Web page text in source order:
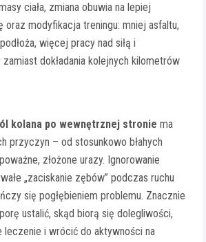
ciała, zmiana obuwia na lepiej
oraz modyfikacja treningu: mniej asfaltu,
więcej pracy nad siłą i
dokładania kolejnych kilometrów
kolana po wewnętrznej stronie ma
przyczyn – od stosunkowo błahych
złożone urazy. Ignorowanie
„zaciskanie zębów” podczas ruchu
się pogłębieniem problemu. Znacznie
ustalić, skąd biorą się dolegliwości,
leczenie i wrócić do aktywności na